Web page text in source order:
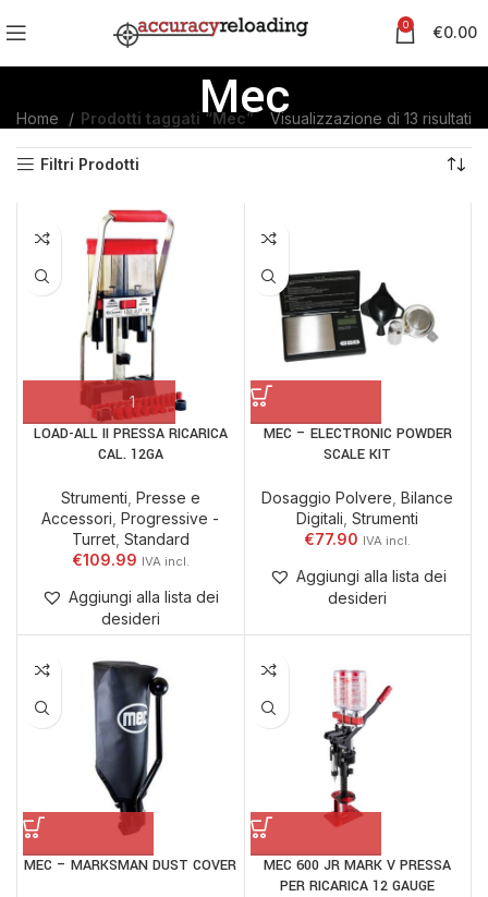
0 €0.00
Mec
Home Prodotti taggati “Mec” Visualizzazione di 13 risultati
Filtri Prodotti
LOAD-ALL II PRESSA RICARICA
CAL. 12GA
Strumenti Presse e
Accessori ,Progressive -
Turret, Standard
€109.99
Aggiungi alla lista dei
desideri
MEC – ELECTRONIC POWDER
SCALE KIT
Dosaggio Polvere ,Bilance
Digitali ,Strumenti
€77.90
Aggiungi alla lista dei
desideri
MEC – MARKSMAN DUST COVER
MEC 600 JR MARK V PRESSA
PER RICARICA 12 GAUGE